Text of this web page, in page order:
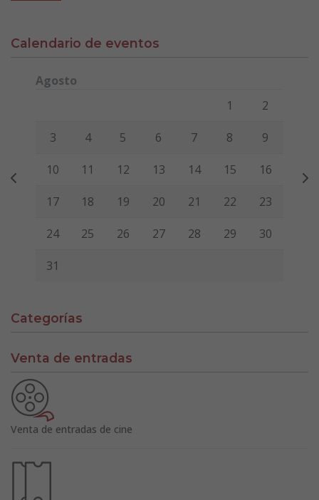
Calendario de eventos
Agosto
Viernes Sábado
1 2
3 4 5 6 7 8 9
10 11 12 13 14 15 16
17 18 19 20 21 22 23
24 25 26 27 28 29 30
31
Categorías
Venta de entradas
Venta de entradas de cine